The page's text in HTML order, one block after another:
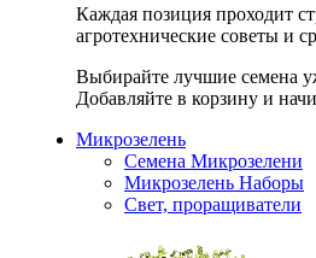
Каждая позиция проходит
агротехнические советы и
Выбирайте лучшие семена
Добавляйте в корзину и
Микрозелень
Семена Микрозелени
Микрозелень Наборы
Свет, проращиватели